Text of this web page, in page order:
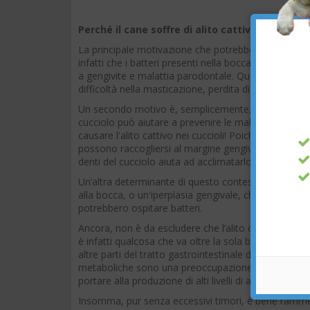
Perché il cane soffre di alito cattivo
La principale motivazione che potrebbe indurre il
infatti che i batteri presenti nella bocca possono
a gengivite e malattia parodontale. Questa
difficoltà nella masticazione, perdita di denti e
Un secondo motivo è, semplicemente, la
cucciolo può aiutare a prevenire le malattie
causare l'alito cattivo nei cuccioli! Poiché i denti
possono raccogliersi al margine gengivale e
denti del cucciolo aiuta ad acclimatarlo alle cure
Un’altra determinante di questo contesto è poi
alla bocca, o un'iperplasia gengivale, che è una
potrebbero ospitare batteri.
Ancora, non è da escludere che l’alito cattivo del
è infatti qualcosa che va oltre la sola bocca. Una
altre parti del tratto gastrointestinale del tuo cane
metaboliche sono una preoccupazione: condizioni
portare alla produzione di alti livelli di alcuni
Insomma, pur senza eccessivi timori, è bene